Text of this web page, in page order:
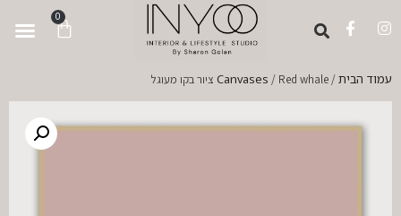
0
עמוד הבית/
Canvases / Red whale ציור בקו מעוגל